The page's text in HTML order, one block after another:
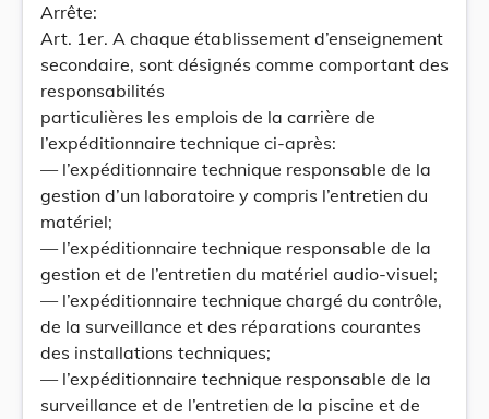
Arrête:
Art. 1er. A chaque établissement d’enseignement
secondaire, sont désignés comme comportant des
responsabilités
particulières les emplois de la carrière de
l’expéditionnaire technique ci-après:
— l’expéditionnaire technique responsable de la
gestion d’un laboratoire y compris l’entretien du
matériel;
— l’expéditionnaire technique responsable de la
gestion et de l’entretien du matériel audio-visuel;
— l’expéditionnaire technique chargé du contrôle,
de la surveillance et des réparations courantes
des installations techniques;
— l’expéditionnaire technique responsable de la
surveillance et de l’entretien de la piscine et de